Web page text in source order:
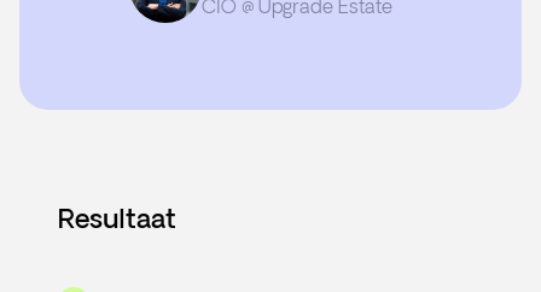
CIO @ Upgrade Estate
Resultaat